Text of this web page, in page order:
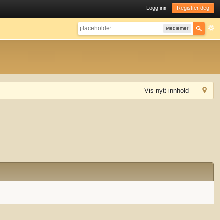
Logg inn Registrer deg
Medlemer
Vis nytt innhold